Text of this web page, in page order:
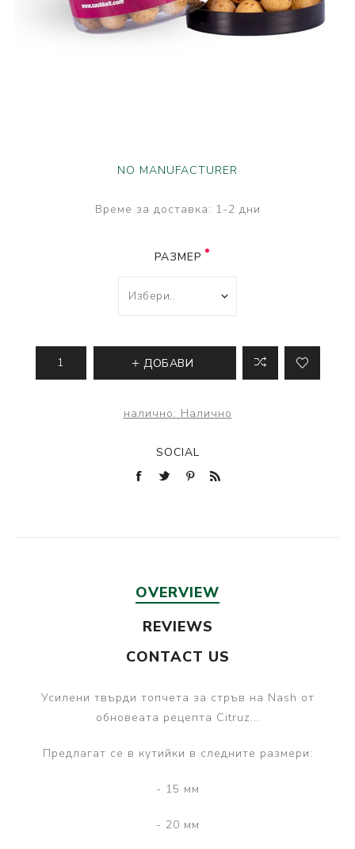
NO MANUFACTURER
Време за доставка: 1-2 дни
РАЗМЕР
ДОБАВИ
налично: Налично
SOCIAL
OVERVIEW
REVIEWS
CONTACT US
Усилени твърди топчета за стръв на Nash от
обновеата рецепта Citruz...
Предлагат се в кутийки в следните размери:
- 15 мм
- 20 мм